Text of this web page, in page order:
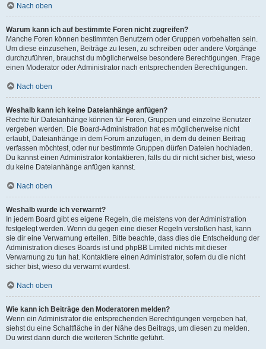
Nach oben
Warum kann ich auf bestimmte Foren nicht zugreifen?
Manche Foren können bestimmten Benutzern oder Gruppen vorbehalten sein.
Um diese einzusehen, Beiträge zu lesen, zu schreiben oder andere Vorgänge
durchzuführen, brauchst du möglicherweise besondere Berechtigungen. Frage
einen Moderator oder Administrator nach entsprechenden Berechtigungen.
Nach oben
Weshalb kann ich keine Dateianhänge anfügen?
Rechte für Dateianhänge können für Foren, Gruppen und einzelne Benutzer
vergeben werden. Die Board-Administration hat es möglicherweise nicht
erlaubt, Dateianhänge in dem Forum anzufügen, in dem du deinen Beitrag
verfassen möchtest, oder nur bestimmte Gruppen dürfen Dateien hochladen.
Du kannst einen Administrator kontaktieren, falls du dir nicht sicher bist, wieso
du keine Dateianhänge anfügen kannst.
Nach oben
Weshalb wurde ich verwarnt?
In jedem Board gibt es eigene Regeln, die meistens von der Administration
festgelegt werden. Wenn du gegen eine dieser Regeln verstoßen hast, kann
sie dir eine Verwarnung erteilen. Bitte beachte, dass dies die Entscheidung der
Administration dieses Boards ist und phpBB Limited nichts mit dieser
Verwarnung zu tun hat. Kontaktiere einen Administrator, sofern du die nicht
sicher bist, wieso du verwarnt wurdest.
Nach oben
Wie kann ich Beiträge den Moderatoren melden?
Wenn ein Administrator die entsprechenden Berechtigungen vergeben hat,
siehst du eine Schaltfläche in der Nähe des Beitrags, um diesen zu melden.
Du wirst dann durch die weiteren Schritte geführt.